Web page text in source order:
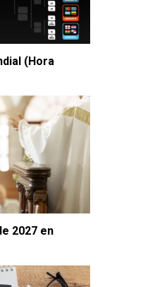
(Hora
2027 en